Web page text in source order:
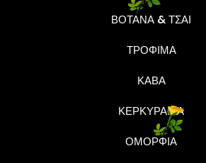
ΒΟΤΑΝΑ & ΤΣΑΙ
ΤΡΟΦΙΜΑ
ΚΑΒΑ
ΚΕΡΚΥΡΑΙΚΑ
ΟΜΟΡΦΙΑ